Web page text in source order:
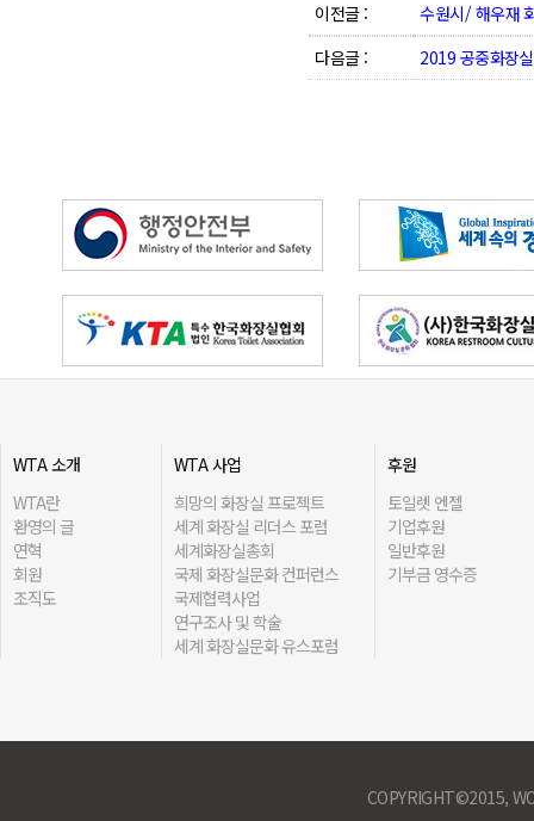
이전글 :
수원시/ 해우재
다음글 :
2019 공중화장
WTA 소개
WTA란
환영의 글
연혁
회원
조직도
WTA 사업
희망의 화장실 프로젝트
세계 화장실 리더스 포럼
세계화장실총회
국제 화장실문화 컨퍼런스
국제협력사업
연구조사 및 학술
세계 화장실문화 유스포럼
후원
토일렛 엔젤
기업후원
일반후원
기부금 영수증
COPYRIGHT©2015,